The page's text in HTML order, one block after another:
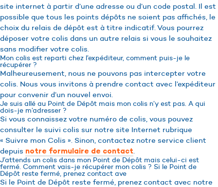
site internet à partir d’une adresse ou d’un code postal. Il est
possible que tous les points dépôts ne soient pas affichés, le
choix du relais de dépôt est à titre indicatif. Vous pourrez
déposer votre colis dans un autre relais si vous le souhaitez
sans modifier votre colis.
Mon colis est reparti chez l’expéditeur, comment puis-je le
récupérer ?
Malheureusement, nous ne pouvons pas intercepter votre
colis. Nous vous invitons à prendre contact avec l’expéditeur
pour convenir d’un nouvel envoi.
Je suis allé au Point de Dépôt mais mon colis n’y est pas. A qui
dois-je m’adresser ?
Si vous connaissez votre numéro de colis, vous pouvez
consulter le suivi colis sur notre site Internet rubrique
« Suivre mon Colis ». Sinon, contactez notre service client
depuis notre formulaire de contact.
J’attends un colis dans mon Point de Dépôt mais celui-ci est
fermé. Comment vais-je récupérer mon colis ? Si le Point de
Dépôt reste fermé, prenez contact ave
Si le Point de Dépôt reste fermé, prenez contact avec notre